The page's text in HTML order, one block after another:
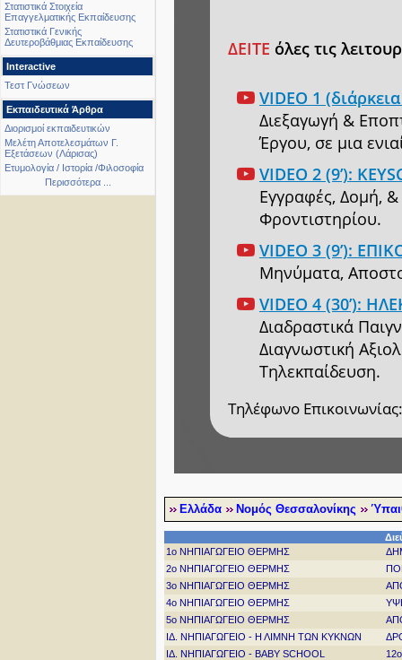
Στατιστικά Στοιχεία
Επαγγελματικής Εκπαίδευσης
Στατιστικά Γενικής
Δευτεροβάθμιας Εκπαίδευσης
Interactive
Τεστ Γνώσεων
Εκπαιδευτικά Άρθρα
Διορισμοί εκπαιδευτικών
Μελέτη Αποτελεσμάτων Γ.
Εξετάσεων (Λάρισας)
Ετυμολογία / Ιστορία /Φιλοσοφία
Περισσότερα ...
ΔΕΙΤΕ όλες τις
VIDEO 1
Διεξαγωγή &
Έργου, σε μια
VIDEO 2 (9’):
Εγγραφές, Δομή,
Φροντιστηρίου.
VIDEO 3 (9’):
Μηνύματα,
VIDEO 4 (30’):
Διαδραστικά
Διαγνωστική
Τηλεκπαίδευση.
Τηλέφωνο
Ελλάδα Νομός Θεσσαλονίκης
1ο ΝΗΠΙΑΓΩΓΕΙΟ ΘΕΡΜΗΣ
2ο ΝΗΠΙΑΓΩΓΕΙΟ ΘΕΡΜΗΣ
3ο ΝΗΠΙΑΓΩΓΕΙΟ ΘΕΡΜΗΣ
4ο ΝΗΠΙΑΓΩΓΕΙΟ ΘΕΡΜΗΣ
5ο ΝΗΠΙΑΓΩΓΕΙΟ ΘΕΡΜΗΣ
ΙΔ. ΝΗΠΙΑΓΩΓΕΙΟ - Η ΛΙΜΝΗ ΤΩΝ ΚΥΚΝΩΝ
ΙΔ. ΝΗΠΙΑΓΩΓΕΙΟ - BABY SCHOOL